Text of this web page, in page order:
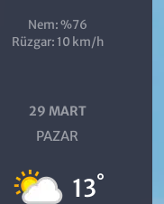
Nem: %76
Rüzgar: 10 km/h
29 MART
PAZAR
13°